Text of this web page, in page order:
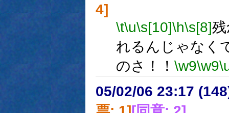
4]
\t\u\s[10]\h\s[8]
れるんじゃなく
のさ！！ \w9\w9
05/02/06 23:17